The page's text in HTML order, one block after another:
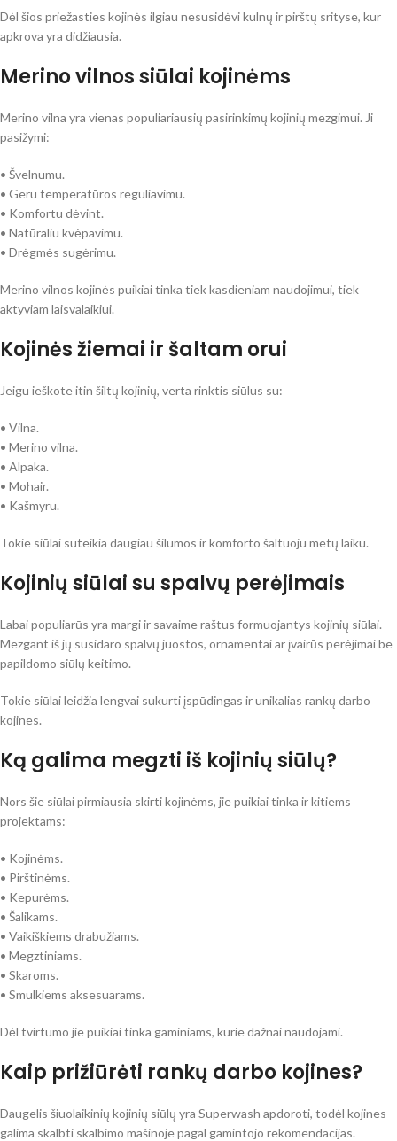
Dėl šios priežasties kojinės ilgiau nesusidėvi kulnų ir pirštų srityse, kur
apkrova yra didžiausia.
Merino vilnos siūlai kojinėms
Merino vilna yra vienas populiariausių pasirinkimų kojinių mezgimui. Ji
pasižymi:
• Švelnumu.
• Geru temperatūros reguliavimu.
• Komfortu dėvint.
• Natūraliu kvėpavimu.
• Drėgmės sugėrimu.
Merino vilnos kojinės puikiai tinka tiek kasdieniam naudojimui, tiek
aktyviam laisvalaikiui.
Kojinės žiemai ir šaltam orui
Jeigu ieškote itin šiltų kojinių, verta rinktis siūlus su:
• Vilna.
• Merino vilna.
• Alpaka.
• Mohair.
• Kašmyru.
Tokie siūlai suteikia daugiau šilumos ir komforto šaltuoju metų laiku.
Kojinių siūlai su spalvų perėjimais
Labai populiarūs yra margi ir savaime raštus formuojantys kojinių siūlai.
Mezgant iš jų susidaro spalvų juostos, ornamentai ar įvairūs perėjimai be
papildomo siūlų keitimo.
Tokie siūlai leidžia lengvai sukurti įspūdingas ir unikalias rankų darbo
kojines.
Ką galima megzti iš kojinių siūlų?
Nors šie siūlai pirmiausia skirti kojinėms, jie puikiai tinka ir kitiems
projektams:
• Kojinėms.
• Pirštinėms.
• Kepurėms.
• Šalikams.
• Vaikiškiems drabužiams.
• Megztiniams.
• Skaroms.
• Smulkiems aksesuarams.
Dėl tvirtumo jie puikiai tinka gaminiams, kurie dažnai naudojami.
Kaip prižiūrėti rankų darbo kojines?
Daugelis šiuolaikinių kojinių siūlų yra Superwash apdoroti, todėl kojines
galima skalbti skalbimo mašinoje pagal gamintojo rekomendacijas.